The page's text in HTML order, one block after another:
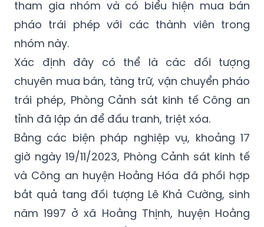
“Pháo Tết uy tín 2023”, trong đó có một số
đối tượng trên địa bàn huyện Hoằng Hóa
tham gia nhóm và có biểu hiện mua bán
pháo trái phép với các thành viên trong
nhóm này.
Xác định đây có thể là các đối tượng
chuyên mua bán, tàng trữ, vận chuyển pháo
trái phép, Phòng Cảnh sát kinh tế Công an
tỉnh đã lập án để đấu tranh, triệt xóa.
Bằng các biện pháp nghiệp vụ, khoảng 17
giờ ngày 19/11/2023, Phòng Cảnh sát kinh tế
và Công an huyện Hoằng Hóa đã phối hợp